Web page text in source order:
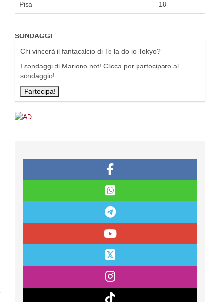
Pisa 18
SONDAGGI
Chi vincerà il fantacalcio di Te la do io Tokyo?
I sondaggi di Marione.net! Clicca per partecipare al
sondaggio!